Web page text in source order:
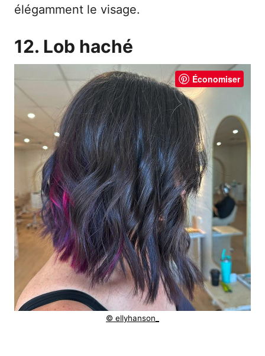
élégamment le visage.
12. Lob haché
Économiser
© ellyhanson_